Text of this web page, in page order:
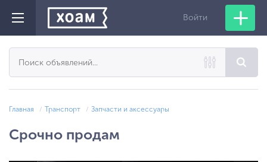
Войти
Главная Транспорт Запчасти и аксессуары
Срочно продам